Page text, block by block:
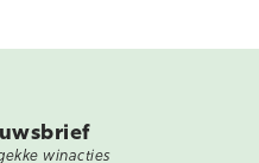
winacties